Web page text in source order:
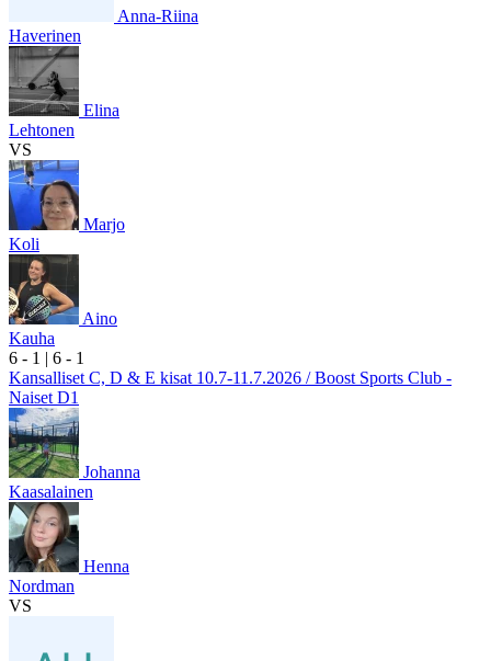
Anna-Riina
Haverinen
Elina
Lehtonen
VS
Marjo
Koli
Aino
Kauha
6 - 1 | 6 - 1
Kansalliset C, D & E kisat 10.7-11.7.2026 / Boost Sports Club -
Naiset D1
Johanna
Kaasalainen
Henna
Nordman
VS